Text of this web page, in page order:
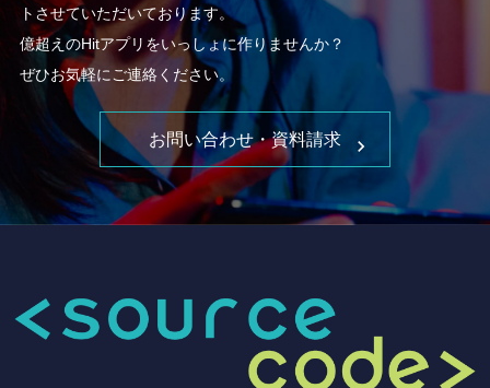
トさせていただいております。
億超えのHitアプリをいっしょに作りませんか？
ぜひお気軽にご連絡ください。
お問い合わせ・資料請求